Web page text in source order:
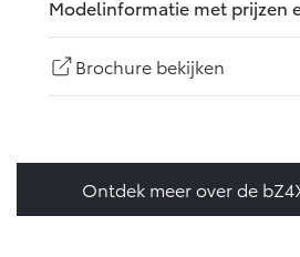
Modelinformatie met prijzen
Brochure bekijken
Ontdek meer over de